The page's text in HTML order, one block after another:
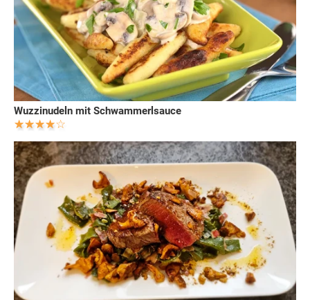
Wuzzinudeln mit Schwammerlsauce